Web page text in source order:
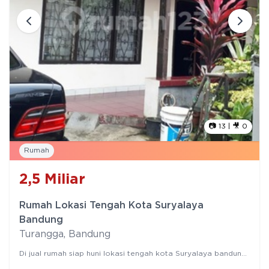
📷 13 | 🎥 0
Rumah
2,5 Miliar
Rumah Lokasi Tengah Kota Suryalaya
Bandung
Turangga, Bandung
Di jual rumah siap huni lokasi tengah kota Suryalaya bandung